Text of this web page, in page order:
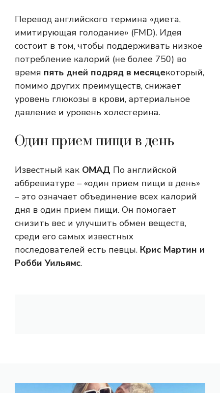
Перевод английского термина «диета,
имитирующая голодание» (FMD). Идея
состоит в том, чтобы поддерживать низкое
потребление калорий (не более 750) во
время пять дней подряд в месяцекоторый,
помимо других преимуществ, снижает
уровень глюкозы в крови, артериальное
давление и уровень холестерина.
Один прием пищи в день
Известный как ОМАД По английской
аббревиатуре – «один прием пищи в день»
– это означает объединение всех калорий
дня в один прием пищи. Он помогает
снизить вес и улучшить обмен веществ,
среди его самых известных
последователей есть певцы. Крис Мартин и
Робби Уильямс.